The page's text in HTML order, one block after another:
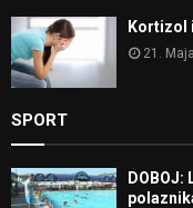
Kortizol
21.
SPORT